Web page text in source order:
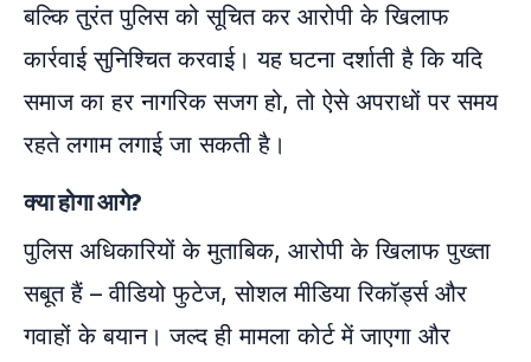
बल्कि तुरंत पुलिस को सूचित कर आरोपी के खिलाफ
कार्रवाई सुनिश्चित करवाई। यह घटना दर्शाती है कि यदि
समाज का हर नागरिक सजग हो, तो ऐसे अपराधों पर समय
रहते लगाम लगाई जा सकती है।
क्या होगा आगे?
पुलिस अधिकारियों के मुताबिक, आरोपी के खिलाफ पुख्ता
सबूत हैं – वीडियो फुटेज, सोशल मीडिया रिकॉर्ड्स और
गवाहों के बयान। जल्द ही मामला कोर्ट में जाएगा और